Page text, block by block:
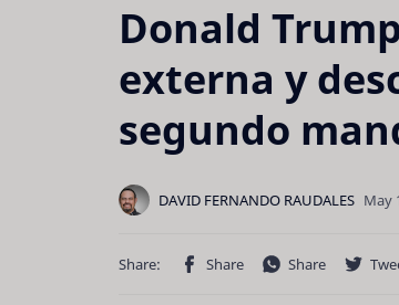
Donald
externa y
segundo